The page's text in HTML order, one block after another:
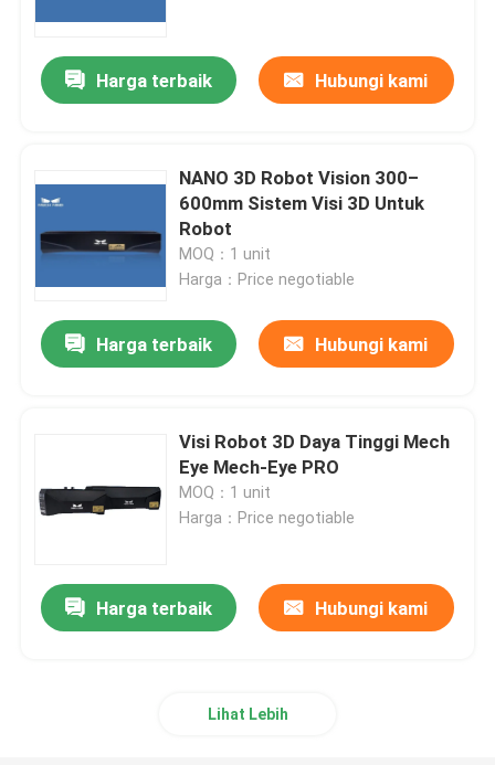
Rumah
Harga terbaik Hubungi kami
NANO 3D Robot Vision 300–
600mm Sistem Visi 3D Untuk
Robot
MOQ：1 unit
Harga：Price negotiable
Harga terbaik Hubungi kami
Visi Robot 3D Daya Tinggi Mech
Eye Mech-Eye PRO
MOQ：1 unit
Harga：Price negotiable
Harga terbaik Hubungi kami
Lihat Lebih